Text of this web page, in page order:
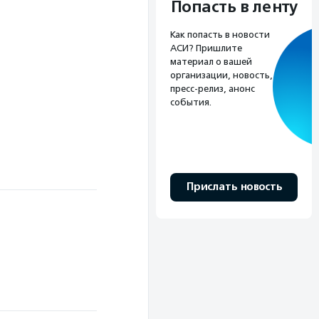
Попасть в ленту
Как попасть в новости
АСИ? Пришлите
материал о вашей
организации, новость,
пресс-релиз, анонс
события.
Прислать новость